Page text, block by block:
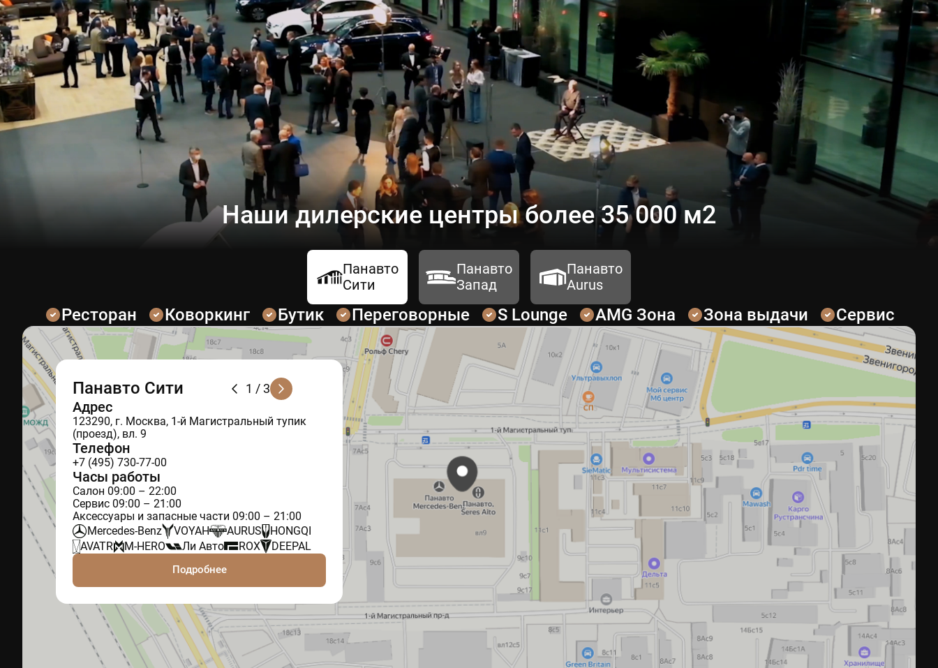
Наши дилерские центры более 35 000 м2
Панавто
Сити
Панавто
Запад
Панавто
Aurus
Ресторан Коворкинг Бутик Переговорные S Lounge AMG Зона Зона выдачи Сервис
1 / 3
Панавто Сити
Адрес
123290, г. Москва, 1-й Магистральный тупик
(проезд), вл. 9
Телефон
+7 (495) 730-77-00
Часы работы
Салон 09:00 – 22:00
Сервис 09:00 – 21:00
Аксессуары и запасные части 09:00 – 21:00
Mercedes-Benz
VOYAH AURUS
HONGQI
AVATR
M-HERO Ли Авто ROX DEEPAL
Подробнее